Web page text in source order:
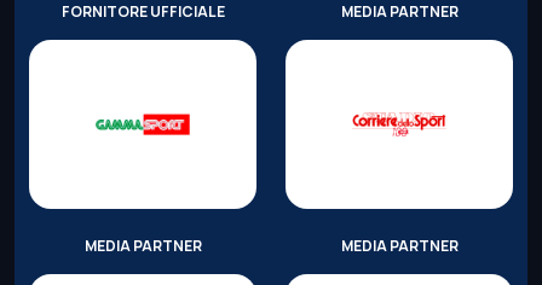
FORNITORE UFFICIALE MEDIA PARTNER
MEDIA PARTNER MEDIA PARTNER